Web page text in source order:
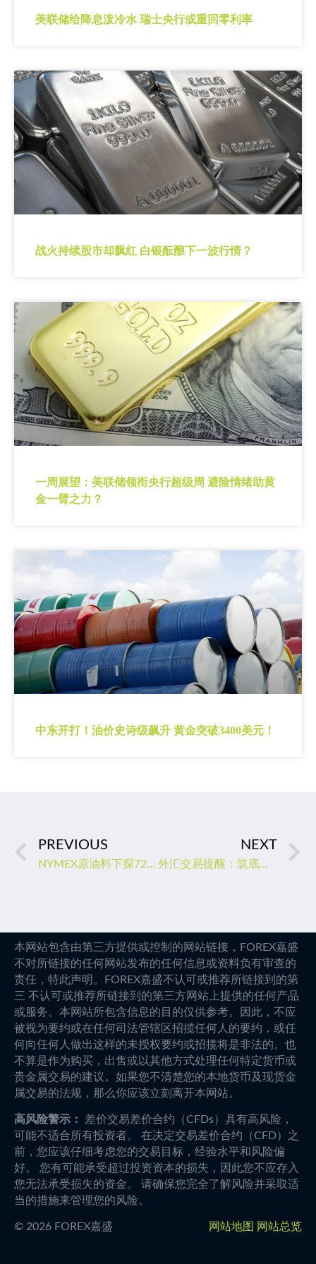
美联储给降息泼冷水 瑞士央行或重回零利率
战火持续股市却飘红 白银酝酿下一波行情？
一周展望：美联储领衔央行超级周 避险情绪助黄
金一臂之力？
中东开打！油价史诗级飙升 黄金突破3400美元！
PREVIOUS
NYMEX原油料下探72.27美元
NEXT
外汇交易提醒：筑底成功？就业数据强劲，美元拉升创四周新高
本网站包含由第三方提供或控制的网站链接，FOREX嘉盛
不对所链接的任何网站发布的任何信息或资料负有审查的
责任，特此声明。FOREX嘉盛不认可或推荐所链接到的第
三 不认可或推荐所链接到的第三方网站上提供的任何产品
或服务。本网站所包含信息的目的仅供参考。因此，不应
被视为要约或在任何司法管辖区招揽任何人的要约，或任
何向任何人做出这样的未授权要约或招揽将是非法的。也
不算是作为购买，出售或以其他方式处理任何特定货币或
贵金属交易的建议。如果您不清楚您的本地货币及现货金
属交易的法规，那么你应该立刻离开本网站。
高风险警示：
差价交易差价合约（CFDs）具有高风险，
可能不适合所有投资者。 在决定交易差价合约（CFD）之
前，您应该仔细考虑您的交易目标，经验水平和风险偏
好。 您有可能承受超过投资资本的损失，因此您不应存入
您无法承受损失的资金。 请确保您完全了解风险并采取适
当的措施来管理您的风险。
© 2026 FOREX嘉盛 网站地图 网站总览